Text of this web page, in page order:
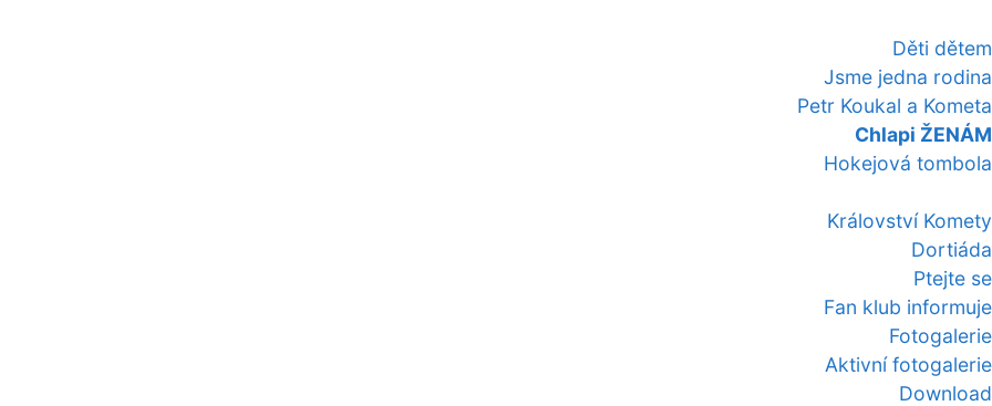
Děti dětem
Jsme jedna rodina
Petr Koukal a Kometa
Chlapi ŽENÁM
Hokejová tombola
Království Komety
Dortiáda
Ptejte se
Fan klub informuje
Fotogalerie
Aktivní fotogalerie
Download